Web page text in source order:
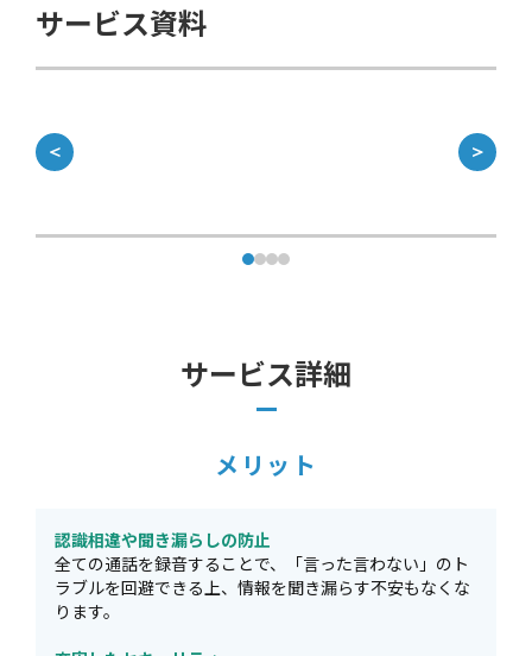
サービス資料
＜ ＞
サービス詳細
メリット
認識相違や聞き漏らしの防止
全ての通話を録音することで、「言った言わない」のト
ラブルを回避できる上、情報を聞き漏らす不安もなくな
ります。